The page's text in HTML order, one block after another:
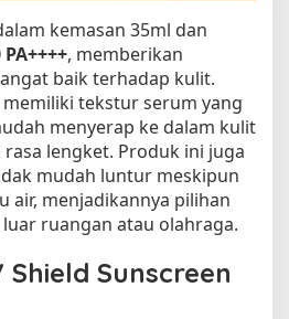
kemasan 35ml dan
PA++++, memberikan
baik terhadap kulit.
tekstur serum yang
menyerap ke dalam kulit
lengket. Produk ini juga
mudah luntur meskipun
air, menjadikannya pilihan
ruangan atau olahraga.
Shield Sunscreen